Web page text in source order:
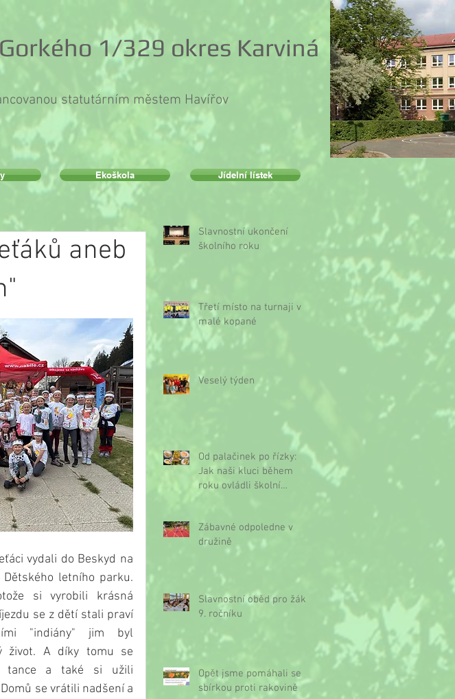
1/329 okres Karviná
statutárním městem Havířov
aneb
letního parku.
si vyrobili krásná
se z dětí stali praví
"indiány" jim byl
život. A díky tomu se
tance a také si užili
se vrátili nadšení a
Slavnostní ukončení
školního roku
Třetí místo na turnaji v
malé kopané
Veselý týden
Od palačinek po řízky:
Jak naši kluci během
roku ovládli školní
Zábavné odpoledne v
družině
Slavnostní oběd pro žáky
9. ročníku
Opět jsme pomáhali se
sbírkou proti rakovině
Ekoškola Jídelní lístek